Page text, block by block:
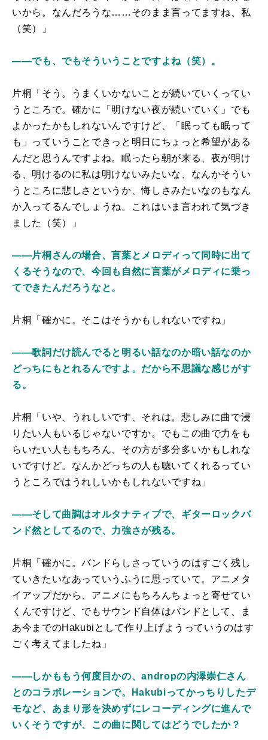
いから。なんだろうな……そのまま言ってますね、私
（笑）」
――でも、でもそういうことですよね（笑）。
片桐「そう。うまくいかないことが続いていくってい
うところで。確かに「明けない夜が続いていく」でも
よかったかもしれないんですけど、「眠っても眠って
も」っていうことできっと明日にちょっと希望がある
んだと思うんですよね。眠ったら朝が来る、夜が明け
る、明けるのに私は明けないみたいな、なんかそうい
うところに悲しさというか、悔しさみたいなのもなん
か入ってるんでしょうね。これはいま言われて気づき
ました（笑）」
――片桐さんの場合、言葉とメロディって同時に出て
くるそうなので、今回も自然に言葉がメロディに乗っ
てできたんだろうなと。
片桐「確かに。そこはそうかもしれないですね」
――歌詞だけ読んでると明るい話なのか暗い話なのか
どっちにもとれるんですよ。だから不思議な感じがす
る。
片桐「いや、うれしいです、それは。悲しみに曲で浸
りたい人もいるじゃないですか。でもこの曲で力をも
らいたい人ももちろん、その方が多分多いかもしれな
いですけど。なんかどっちの人も聴いてくれるってい
うところではうれしいかもしれないですね」
――そして曲調はオルタナティブで、ギターロックバ
ンド然としてるので、力強さが残る。
片桐「確かに。バンドらしさっていうのはすごく残し
ていきたいなあっていうふうに思っていて。アニメタ
イアップだから、アニメにもちろんちょっと寄せてい
くんですけど、でもサウンド自体はバンドとして、ま
あ今までのHakubiとして作り上げようっていうのはす
ごく考えてましたね」
――しかももう何度目かの、andropの内澤崇仁さん
とのコラボレーションで。Hakubiってかっちりしたデ
モなど、あまり形を決めずにレコーディングに進んで
いくそうですが、この曲に関してはどうでしたか？